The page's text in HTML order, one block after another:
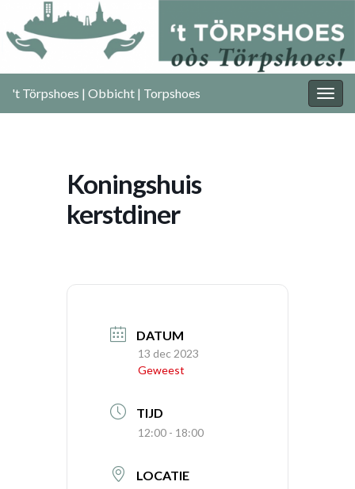
't Törpshoes | Obbicht | Torpshoes
Koningshuis
kerstdiner
DATUM
13 dec 2023
Geweest
TIJD
12:00 - 18:00
LOCATIE